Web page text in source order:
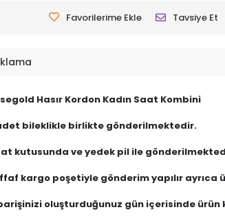
Favorilerime Ekle Tavsiye Et
Hasır Kordon Kadın Saat Kombini
bileklikle birlikte gönderilmektedir.
kutusunda ve yedek pil ile
kargo poşetiyle gönderim yapılır
oluşturduğunuz gün içerisinde ürün